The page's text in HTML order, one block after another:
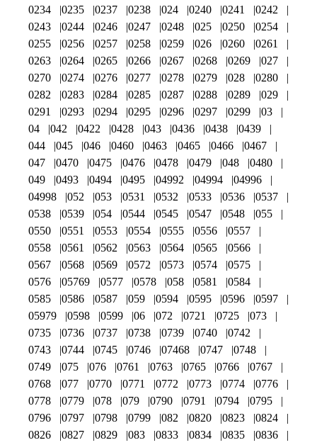
0234 0235 0237 0238 024 0240 0241
0242
0243
0244 0246 0247 0248 025 0250
0254
0255
0256 0257 0258 0259 026 0260
0261
0263
0264 0265 0266 0267 0268 0269
027
0270
0274 0276 0277 0278 0279 028
0280
0282
0283 0284 0285 0287 0288 0289
029
0291
0293 0294 0295 0296 0297 0299
03
04
042 0422 0428 043 0436 0438
0439
044
045 046 0460 0463 0465 0466
0467
047
0470 0475 0476 0478 0479 048
0480
049
0493 0494 0495 04992 04994
04996
04998
052 053 0531 0532 0533 0536
0537
0538
0539 054 0544 0545 0547 0548
055
0550
0551 0553 0554 0555 0556
0557
0558
0561 0562 0563 0564 0565
0566
0567
0568 0569 0572 0573 0574
0575
0576
05769 0577 0578 058 0581
0584
0585
0586 0587 059 0594 0595 0596
0597
05979
0598 0599 06 072 0721 0725
073
0735
0736 0737 0738 0739 0740
0742
0743
0744 0745 0746 07468 0747
0748
0749
075 076 0761 0763 0765 0766
0767
0768
077 0770 0771 0772 0773 0774
0776
0778
0779 078 079 0790 0791 0794
0795
0796
0797 0798 0799 082 0820 0823
0824
0826
0827 0829 083 0833 0834 0835
0836